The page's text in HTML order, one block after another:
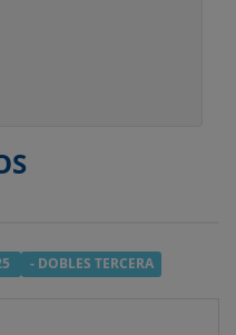
- DOBLES TERCERA